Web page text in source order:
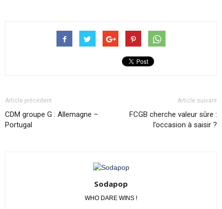
Article précédent
CDM groupe G : Allemagne –
Portugal
Article suivant
FCGB cherche valeur sûre :
l’occasion à saisir ?
Sodapop
WHO DARE WINS !